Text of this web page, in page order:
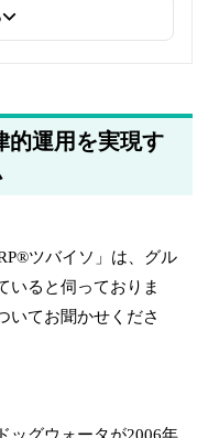
的運用を実現す
ツバイソ」は、グル
いると伺っておりま
いてお聞かせくださ